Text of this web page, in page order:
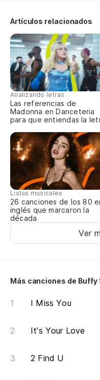
Artículos relacionados
Analizando letras
Las referencias de
Madonna en Danceteria
para que entiendas la
Listas musicales
26 canciones de los 80
inglés que marcaron la
década
Ver
Más canciones de Buffy
I Miss You
It's Your Love
2 Find U